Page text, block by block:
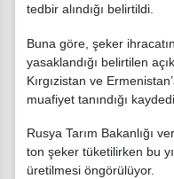
tedbir alındığı belirtildi.
Buna göre, şeker
yasaklandığı belirtilen
Kırgızistan ve
muafiyet tanındığı
Rusya Tarım Bakanlığı
ton şeker tüketilirken bu
üretilmesi öngörülüyor.